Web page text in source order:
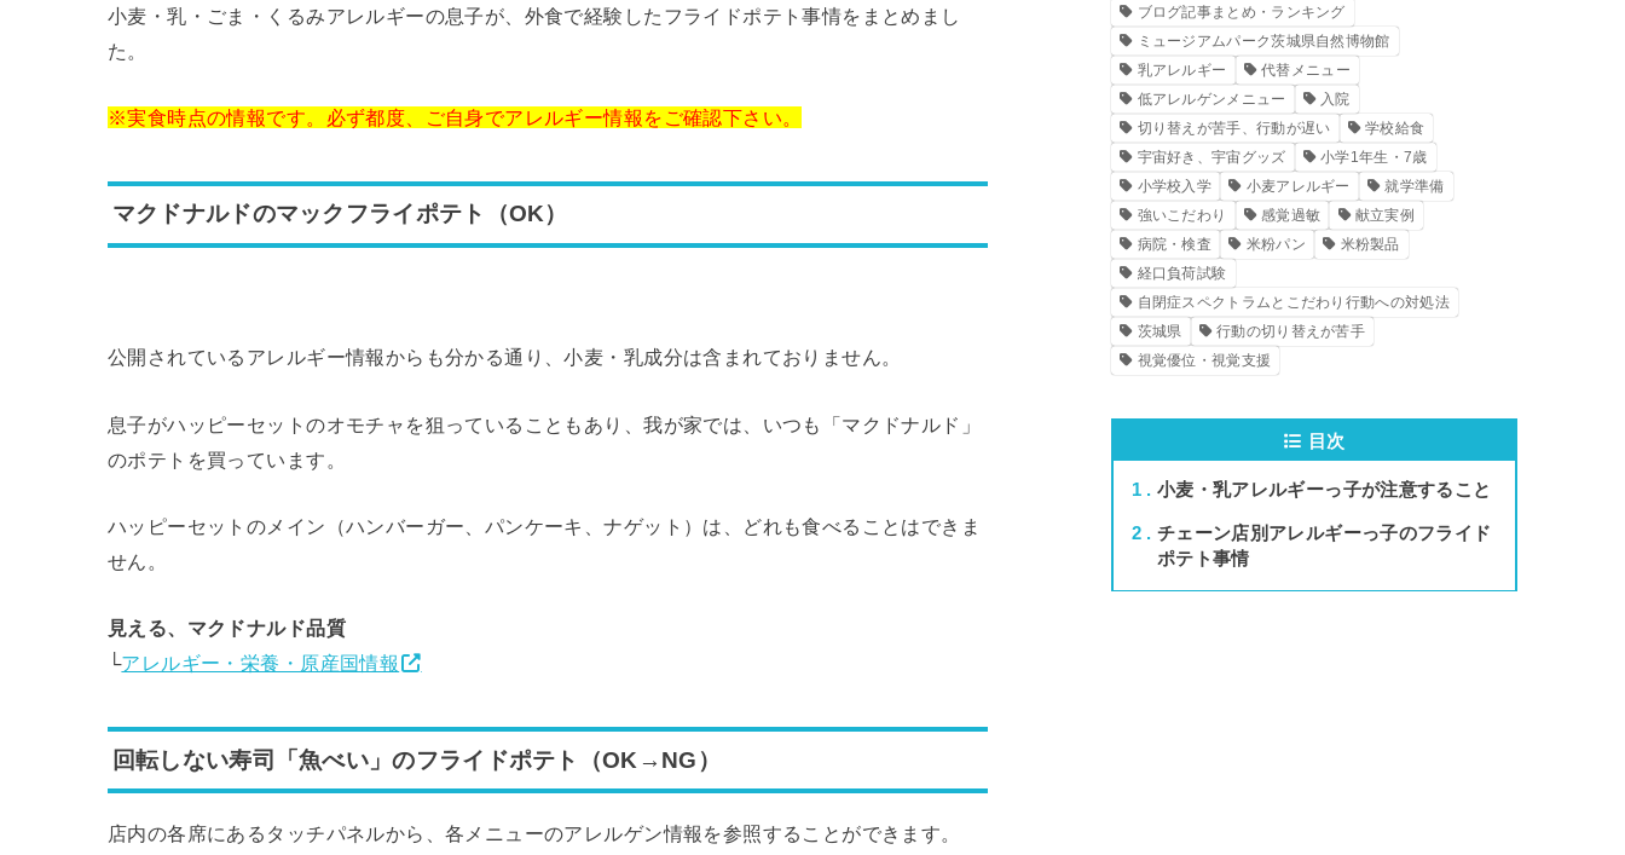
小麦・乳・ごま・くるみアレルギーの息子が、外食で経験したフライドポテト事情をまとめまし
た。
※実食時点の情報です。必ず都度、ご自身でアレルギー情報をご確認下さい。
マクドナルドのマックフライポテト（OK）
公開されているアレルギー情報からも分かる通り、小麦・乳成分は含まれておりません。
息子がハッピーセットのオモチャを狙っていることもあり、我が家では、いつも「マクドナルド」
のポテトを買っています。
ハッピーセットのメイン（ハンバーガー、パンケーキ、ナゲット）は、どれも食べることはできま
せん。
見える、マクドナルド品質
└アレルギー・栄養・原産国情報
回転しない寿司「魚べい」のフライドポテト（OK→NG）
店内の各席にあるタッチパネルから、各メニューのアレルゲン情報を参照することができます。
ブログ記事まとめ・ランキング
ミュージアムパーク茨城県自然博物館
乳アレルギー
代替メニュー
低アレルゲンメニュー
入院
切り替えが苦手、行動が遅い
学校給食
宇宙好き、宇宙グッズ
小学1年生・7歳
小学校入学
小麦アレルギー
就学準備
強いこだわり
感覚過敏
献立実例
病院・検査
米粉パン
米粉製品
経口負荷試験
自閉症スペクトラムとこだわり行動への対処法
茨城県
行動の切り替えが苦手
視覚優位・視覚支援
目次
1 小麦・乳アレルギーっ子が注意すること
2
チェーン店別アレルギーっ子のフライド
ポテト事情